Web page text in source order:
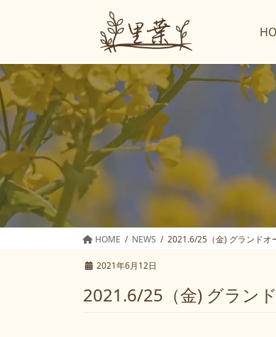
ン
ツ
へ
ス
キ
ッ
ー
シ
ョ
ン
に
移
HOME NEWS 2021.6/25（金) グランドオ
2021年6月12日
2021.6/25（金) グラン